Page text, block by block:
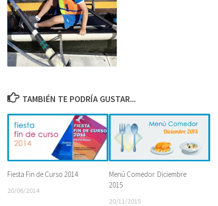
TAMBIÉN TE PODRÍA GUSTAR...
Fiesta Fin de Curso 2014
20/06/2014
Menú Comedor. Diciembre
2015
20/11/2015